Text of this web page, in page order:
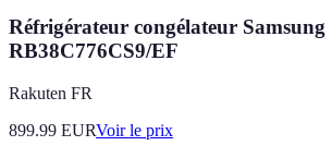
Réfrigérateur congélateur Samsung
RB38C776CS9/EF
Rakuten FR
899.99 EURVoir le prix